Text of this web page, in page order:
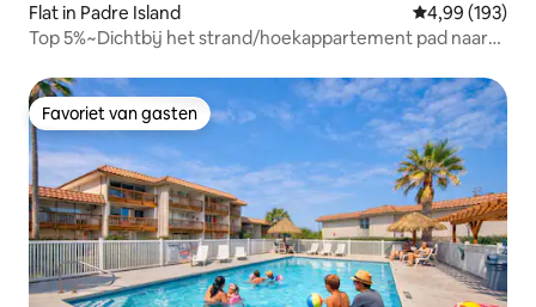
Flat in Padre Island Gemiddelde
4,99 (193)
Top 5%~Dichtbij het strand/hoekappartement pad naar
Favoriet van gasten
Favoriet van gasten